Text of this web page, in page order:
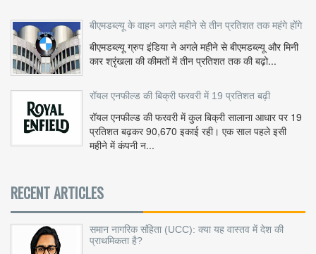
बीएमडब्ल्यू के वाहन अगले महीने से तीन प्रतिशत तक महंगे होंगे
बीएमडब्ल्यू ग्रुप इंडिया ने अगले महीने से बीएमडब्ल्यू और मिनी
कार श्रृंखला की कीमतों में तीन प्रतिशत तक की बढ़ो...
रॉयल एनफील्ड की बिक्री फरवरी में 19 प्रतिशत बढ़ी
रॉयल एनफील्ड की फरवरी में कुल बिक्री सालाना आधार पर 19
प्रतिशत बढ़कर 90,670 इकाई रही। एक साल पहले इसी
महीने में कंपनी न...
RECENT ARTICLES
समान नागरिक संहिता (UCC): क्या यह वास्तव में देश की
प्राथमिकता है?